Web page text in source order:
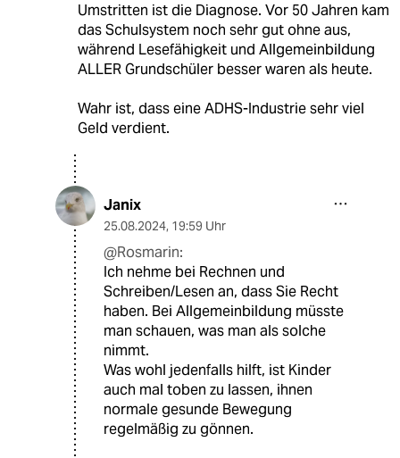
Umstritten ist die Diagnose. Vor 50 Jahren kam
das Schulsystem noch sehr gut ohne aus,
während Lesefähigkeit und Allgemeinbildung
ALLER Grundschüler besser waren als heute.
Wahr ist, dass eine ADHS-Industrie sehr viel
Geld verdient.
Janix
25.08.2024, 19:59 Uhr
@Rosmarin:
Ich nehme bei Rechnen und
Schreiben/Lesen an, dass Sie Recht
haben. Bei Allgemeinbildung müsste
man schauen, was man als solche
nimmt.
Was wohl jedenfalls hilft, ist Kinder
auch mal toben zu lassen, ihnen
normale gesunde Bewegung
regelmäßig zu gönnen.